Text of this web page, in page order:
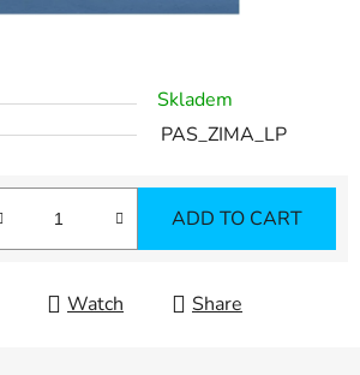
Skladem
PAS_ZIMA_LP
ADD TO CART
Watch Share